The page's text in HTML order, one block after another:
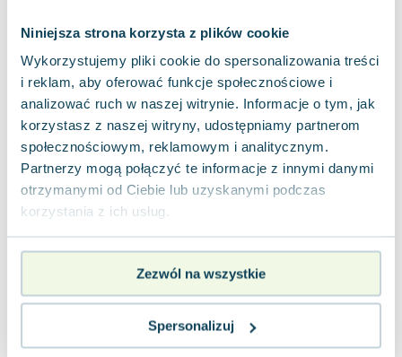
Niniejsza strona korzysta z plików cookie
Wykorzystujemy pliki cookie do spersonalizowania treści
i reklam, aby oferować funkcje społecznościowe i
analizować ruch w naszej witrynie. Informacje o tym, jak
korzystasz z naszej witryny, udostępniamy partnerom
społecznościowym, reklamowym i analitycznym.
Partnerzy mogą połączyć te informacje z innymi danymi
otrzymanymi od Ciebie lub uzyskanymi podczas
korzystania z ich usług.
Zezwól na wszystkie
Spersonalizuj
Oscar Wilde
Małgorzata Ohme
Maddie Ziegler
Leszek Czarnecki
Joanna Racewicz
Maria Seweryn
Janina Zającówna
Eric Helms
Nela Mała Reporterka
Barbara Wrzesińska